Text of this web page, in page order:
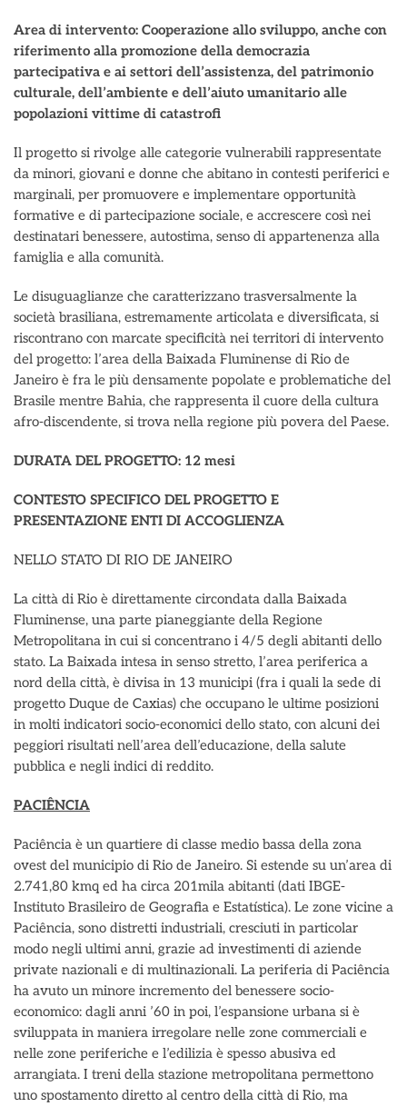
Area di intervento: Cooperazione allo sviluppo, anche con
riferimento alla promozione della democrazia
partecipativa e ai settori dell’assistenza, del patrimonio
culturale, dell’ambiente e dell’aiuto umanitario alle
popolazioni vittime di catastrofi
Il progetto si rivolge alle categorie vulnerabili rappresentate
da minori, giovani e donne che abitano in contesti periferici e
marginali, per promuovere e implementare opportunità
formative e di partecipazione sociale, e accrescere così nei
destinatari benessere, autostima, senso di appartenenza alla
famiglia e alla comunità.
Le disuguaglianze che caratterizzano trasversalmente la
società brasiliana, estremamente articolata e diversificata, si
riscontrano con marcate specificità nei territori di intervento
del progetto: l’area della Baixada Fluminense di Rio de
Janeiro è fra le più densamente popolate e problematiche del
Brasile mentre Bahia, che rappresenta il cuore della cultura
afro-discendente, si trova nella regione più povera del Paese.
DURATA DEL PROGETTO: 12 mesi
CONTESTO SPECIFICO DEL PROGETTO E
PRESENTAZIONE ENTI DI ACCOGLIENZA
NELLO STATO DI RIO DE JANEIRO
La città di Rio è direttamente circondata dalla Baixada
Fluminense, una parte pianeggiante della Regione
Metropolitana in cui si concentrano i 4/5 degli abitanti dello
stato. La Baixada intesa in senso stretto, l’area periferica a
nord della città, è divisa in 13 municipi (fra i quali la sede di
progetto Duque de Caxias) che occupano le ultime posizioni
in molti indicatori socio-economici dello stato, con alcuni dei
peggiori risultati nell’area dell’educazione, della salute
pubblica e negli indici di reddito.
PACIÊNCIA
Paciência è un quartiere di classe medio bassa della zona
ovest del municipio di Rio de Janeiro. Si estende su un’area di
2.741,80 kmq ed ha circa 201mila abitanti (dati IBGE-
Instituto Brasileiro de Geografia e Estatística). Le zone vicine a
Paciência, sono distretti industriali, cresciuti in particolar
modo negli ultimi anni, grazie ad investimenti di aziende
private nazionali e di multinazionali. La periferia di Paciência
ha avuto un minore incremento del benessere socio-
economico: dagli anni ’60 in poi, l’espansione urbana si è
sviluppata in maniera irregolare nelle zone commerciali e
nelle zone periferiche e l’edilizia è spesso abusiva ed
arrangiata. I treni della stazione metropolitana permettono
uno spostamento diretto al centro della città di Rio, ma